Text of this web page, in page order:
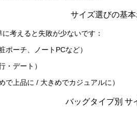
サイズ選びの基本
考えると失敗が少ないです：
ポーチ、ノートPCなど）
・デート）
で上品に / 大きめでカジュアルに）
バッグタイプ別 サ